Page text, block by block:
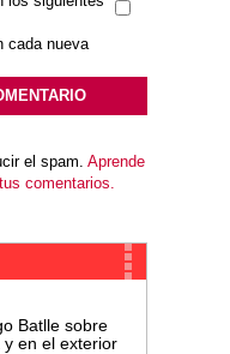
cada nueva
el spam. Aprende
comentarios.
Batlle sobre
y en el exterior